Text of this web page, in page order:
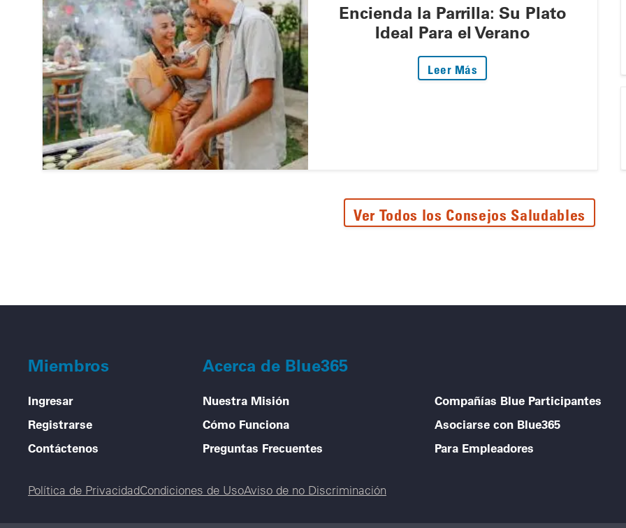
Encienda la Parrilla: Su Plato
Ideal Para el Verano
Leer Más
Ver Todos los Consejos Saludables
Miembros
Ingresar
Registrarse
Contáctenos
Acerca de Blue365
Nuestra Misión
Cómo Funciona
Preguntas Frecuentes
Compañías Blue Participantes
Asociarse con Blue365
Para Empleadores
Legal menu
Política de PrivacidadCondiciones de UsoAviso de no Discriminación